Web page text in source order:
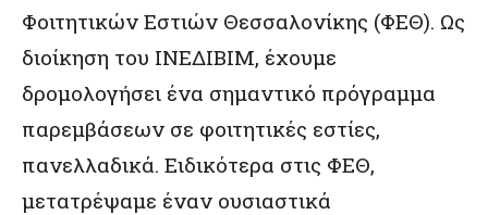
Φοιτητικών Εστιών Θεσσαλονίκης (ΦΕΘ). Ως
διοίκηση του ΙΝΕΔΙΒΙΜ, έχουμε
δρομολογήσει ένα σημαντικό πρόγραμμα
παρεμβάσεων σε φοιτητικές εστίες,
πανελλαδικά. Ειδικότερα στις ΦΕΘ,
μετατρέψαμε έναν ουσιαστικά